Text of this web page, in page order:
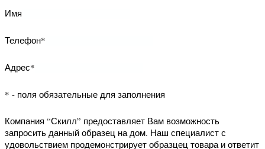
* - поля обязательные для заполнения
Компания “Скилл” предоставляет Вам
возможность запросить данный
удовольствием продемонстрирует
возникшие вопросы.